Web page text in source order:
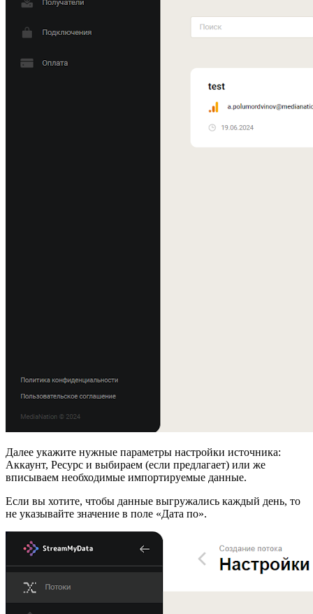
Далее укажите нужные параметры настройки источника:
Аккаунт, Ресурс и выбираем (если предлагает) или же
вписываем необходимые импортируемые данные.
Если вы хотите, чтобы данные выгружались каждый день, то
не указывайте значение в поле «Дата по».